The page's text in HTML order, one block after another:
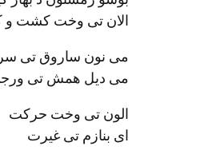
الان تی وخت کشت و
می نون ساروق تی
می دیل همش تی
الون تی وخت حرکت
ای بنازم تی غیرت